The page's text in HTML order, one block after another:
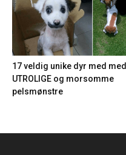
17 veldig unike dyr med med
UTROLIGE og morsomme
pelsmønstre